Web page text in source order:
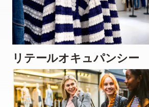
リテールオキュパンシー